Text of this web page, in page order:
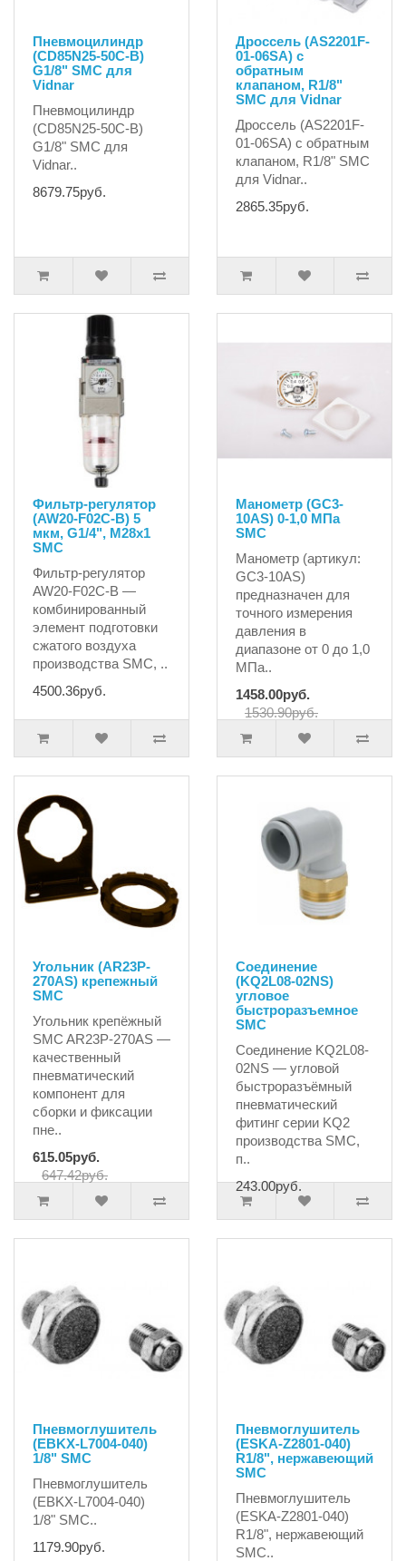
Пневмоцилиндр
(CD85N25-50C-B)
G1/8" SMC для
Vidnar
Пневмоцилиндр
(CD85N25-50C-B)
G1/8" SMC для
Vidnar..
8679.75руб.
Дроссель (AS2201F-
01-06SA) с
обратным
клапаном, R1/8"
SMC для Vidnar
Дроссель (AS2201F-
01-06SA) с обратным
клапаном, R1/8" SMC
для Vidnar..
2865.35руб.
Фильтр-регулятор
(AW20-F02C-B) 5
мкм, G1/4", M28x1
SMC
Фильтр-регулятор
AW20-F02C-B —
комбинированный
элемент подготовки
сжатого воздуха
производства SMC, ..
4500.36руб.
Манометр (GC3-
10AS) 0-1,0 МПа
SMC
Манометр (артикул:
GC3-10AS)
предназначен для
точного измерения
давления в
диапазоне от 0 до 1,0
МПа..
1458.00руб.
1530.90руб.
Угольник (AR23P-
270AS) крепежный
SMC
Угольник крепёжный
SMC AR23P-270AS —
качественный
пневматический
компонент для
сборки и фиксации
пне..
615.05руб.
647.42руб.
Соединение
(KQ2L08-02NS)
угловое
быстроразъемное
SMC
Соединение KQ2L08-
02NS — угловой
быстроразъёмный
пневматический
фитинг серии KQ2
производства SMC,
п..
243.00руб.
Пневмоглушитель
(EBKX-L7004-040)
1/8" SMC
Пневмоглушитель
(EBKX-L7004-040)
1/8" SMC..
1179.90руб.
Пневмоглушитель
(ESKA-Z2801-040)
R1/8", нержавеющий
SMC
Пневмоглушитель
(ESKA-Z2801-040)
R1/8", нержавеющий
SMC..